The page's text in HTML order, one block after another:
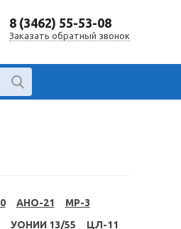
8 (3462) 55-53-08
Заказать обратный звонок
АНО-21
МР-3
УОНИИ 13/55
ЦЛ-11